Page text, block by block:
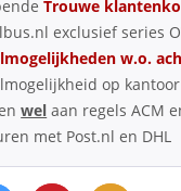
Trouwe
exclusief series
w.o.
op
wel aan regels ACM
met Post.nl en DHL